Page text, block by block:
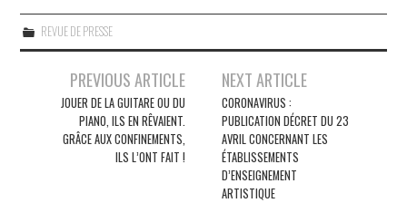
REVUE DE PRESSE
Navigation
articles
PREVIOUS ARTICLE
JOUER DE LA GUITARE OU DU
PIANO, ILS EN RÊVAIENT.
GRÂCE AUX CONFINEMENTS,
ILS L’ONT FAIT !
NEXT ARTICLE
CORONAVIRUS :
PUBLICATION DÉCRET DU 23
AVRIL CONCERNANT LES
ÉTABLISSEMENTS
D’ENSEIGNEMENT
ARTISTIQUE